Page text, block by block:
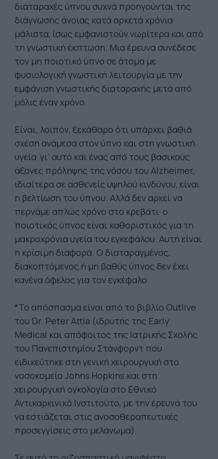
διαταραχές ύπνου συχνά προηγούνται της
διάγνωσης άνοιας κατά αρκετά χρόνια·
μάλιστα, ίσως εμφανιστούν νωρίτερα και από
τη γνωστική έκπτωση. Μια έρευνα συνέδεσε
τον μη ποιοτικό ύπνο σε άτομα με
φυσιολογική γνωστική λειτουργία με την
εμφάνιση γνωστικής διαταραχής μετά από
μόλις έναν χρόνο.
Είναι, λοιπόν, ξεκάθαρο ότι υπάρχει βαθιά
σχέση ανάμεσα στον ύπνο και στη γνωστική
υγεία· γι’ αυτό και ένας από τους βασικούς
άξονες πρόληψης της νόσου του Alzheimer,
ιδιαίτερα σε ασθενείς υψηλού κινδύνου, είναι
η βελτίωση του ύπνου. Αλλά δεν αρκεί να
περνάμε απλώς χρόνο στο κρεβάτι· ο
ποιοτικός ύπνος είναι καθοριστικός για τη
μακροχρόνια υγεία του εγκεφάλου. Αυτή είναι
η κρίσιμη διαφορά. Ο διαταραγμένος,
διακοπτόμενος ή μη βαθύς ύπνος δεν έχει
κανένα όφελος για τον εγκέφαλο.
*Το απόσπασμα είναι από το βιβλίο Outlive
του Dr. Peter Attia (ιδρυτής της Early
Medical και απόφοιτος της Ιατρικής Σχολής
του Πανεπιστημίου Στάνφορντ που
ειδικεύτηκε στη γενική χειρουργική στο
νοσοκομείο Johns Hopkins και στη
χειρουργική ογκολογία στο Εθνικό
Αντικαρκινικό Ινστιτούτο, με την έρευνά του
να εστιάζεται στις ανοσοθεραπευτικές
προσεγγίσεις στο μελάνωμα).